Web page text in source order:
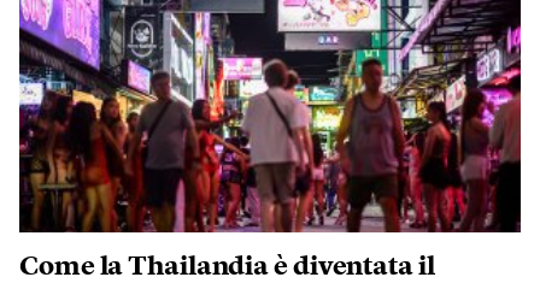
Come la Thailandia è diventata il